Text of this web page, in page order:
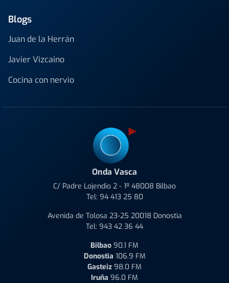
Blogs
Juan de la Herrán
Javier Vizcaino
Cocina con nervio
Onda Vasca
C/ Padre Lojendio 2 - 1º 48008 Bilbao
Tel: 94 413 25 80
Avenida de Tolosa 23-25 20018 Donostia
Tel: 943 42 36 44
Bilbao 90.1 FM
Donostia 106.9 FM
Gasteiz 98.0 FM
Iruña 96.0 FM